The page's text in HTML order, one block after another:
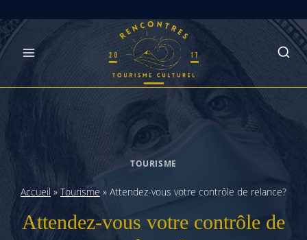
Skip
to
content
TOURISME
Accueil » Tourisme » Attendez-vous votre contrôle de relance?
Attendez-vous votre contrôle de